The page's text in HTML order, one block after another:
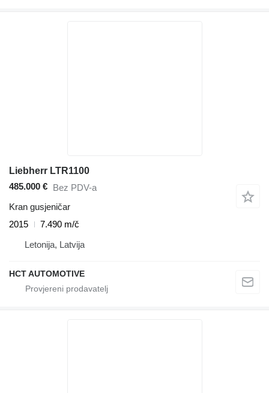
Liebherr LTR1100
485.000 € Bez PDV-a
Kran gusjeničar
2015
7.490 m/č
Letonija, Latvija
HCT AUTOMOTIVE